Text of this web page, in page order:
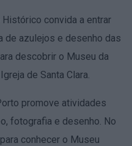
convida a entrar
de azulejos e desenho das
descobrir o Museu da
de Santa Clara.
promove atividades
fotografia e desenho. No
conhecer o Museu